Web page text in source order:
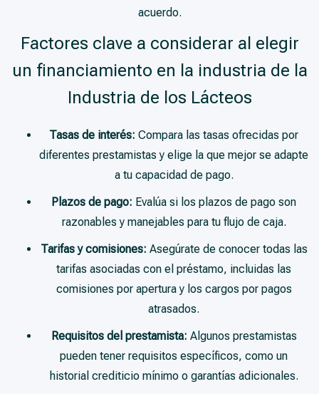
acuerdo.
Factores clave a considerar al elegir
un financiamiento en la industria de la
Industria de los Lácteos
Tasas de interés: Compara las tasas ofrecidas por
diferentes prestamistas y elige la que mejor se adapte
a tu capacidad de pago.
Plazos de pago: Evalúa si los plazos de pago son
razonables y manejables para tu flujo de caja.
Tarifas y comisiones: Asegúrate de conocer todas las
tarifas asociadas con el préstamo, incluidas las
comisiones por apertura y los cargos por pagos
atrasados.
Requisitos del prestamista: Algunos prestamistas
pueden tener requisitos específicos, como un
historial crediticio mínimo o garantías adicionales.